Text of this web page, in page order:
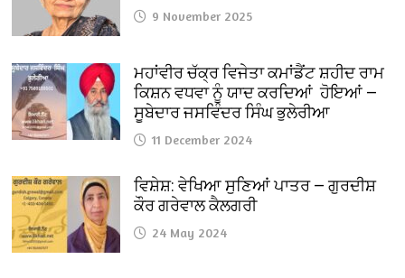
9 November 2025
ਮਹਾਂਵੀਰ ਚੱਕ੍ਰ ਵਿਜੇਤਾ ਕਮਾਂਡੈਂਟ ਸ਼ਹੀਦ ਰਾਮ
ਕਿਸ਼ਨ ਵਧਵਾ ਨੂੰ ਯਾਦ ਕਰਦਿਆਂ ਹੋਇਆਂ —
ਸੂਬੇਦਾਰ ਜਸਵਿੰਦਰ ਸਿੰਘ ਭੁਲੇਰੀਆ
11 December 2024
ਵਿਸ਼ੇਸ਼: ਵੇਖਿਆ ਸੁਣਿਆਂ ਪਾਤਰ — ਗੁਰਦੀਸ਼
ਕੌਰ ਗਰੇਵਾਲ ਕੈਲਗਰੀ
24 May 2024